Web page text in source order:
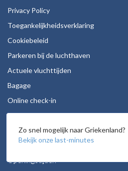
Privacy Policy
Toegankelijkheidsverklaring
Cookiebeleid
Parkeren bij de luchthaven
Actuele vluchttijden
Bagage
Online check-in
Stoelreservering
Autohuur
Vacatures
Openingstijden
Zo snel mogelijk naar Griekenland?
Bekijk onze last-minutes